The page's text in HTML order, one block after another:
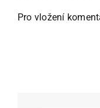
Pro vložení